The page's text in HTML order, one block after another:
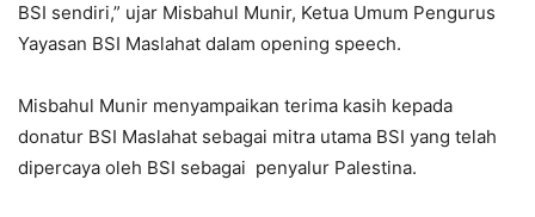
BSI sendiri,” ujar Misbahul Munir, Ketua Umum Pengurus
Yayasan BSI Maslahat dalam opening speech.
Misbahul Munir menyampaikan terima kasih kepada
donatur BSI Maslahat sebagai mitra utama BSI yang telah
dipercaya oleh BSI sebagai penyalur Palestina.